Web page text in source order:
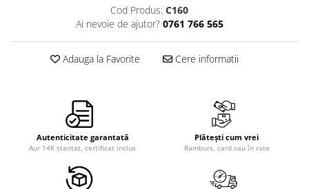
Cod Produs: C160
Ai nevoie de ajutor? 0761 766 565
Adauga la Favorite Cere informatii
Autenticitate garantată
Aur 14K ștanțat, certificat inclus
Plătești cum vrei
Ramburs, card sau în rate